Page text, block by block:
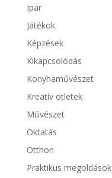
Ipar
Játékok
Képzések
Kikapcsolódás
Konyhaművészet
Kreatív ötletek
Művészet
Oktatás
Otthon
Praktikus megoldások